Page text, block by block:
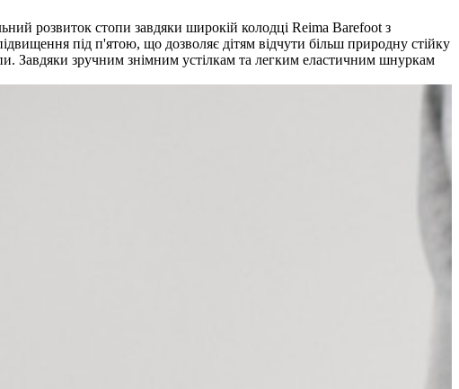
розвиток стопи завдяки широкій колодці Reima Barefoot з
під п'ятою, що дозволяє дітям відчути більш природну стійку
Завдяки зручним знімним устілкам та легким еластичним шнуркам